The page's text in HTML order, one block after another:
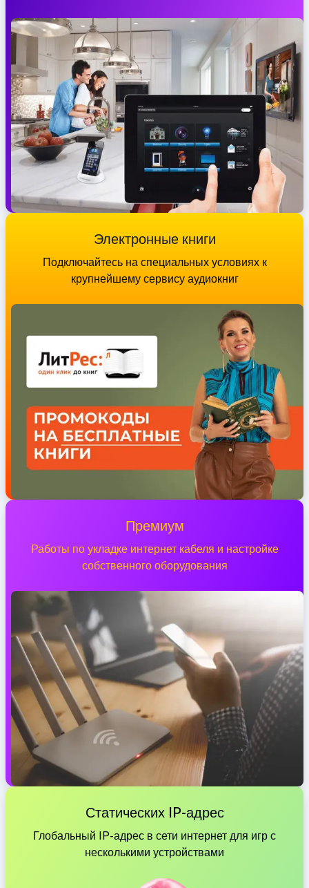
Электронные книги
Подключайтесь на специальных условиях к
крупнейшему сервису аудиокниг
Премиум
Работы по укладке интернет кабеля и настройке
собственного оборудования
Статических IP-адрес
Глобальный IP-адрес в сети интернет для игр с
несколькими устройствами